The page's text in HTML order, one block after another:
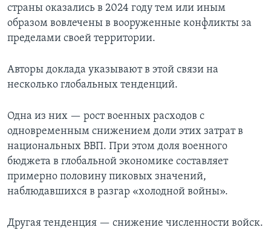
страны оказались в 2024 году тем или иным
образом вовлечены в вооруженные конфликты за
пределами своей территории.
Авторы доклада указывают в этой связи на
несколько глобальных тенденций.
Одна из них — рост военных расходов с
одновременным снижением доли этих затрат в
национальных ВВП. При этом доля военного
бюджета в глобальной экономике составляет
примерно половину пиковых значений,
наблюдавшихся в разгар «холодной войны».
Другая тенденция — снижение численности войск.